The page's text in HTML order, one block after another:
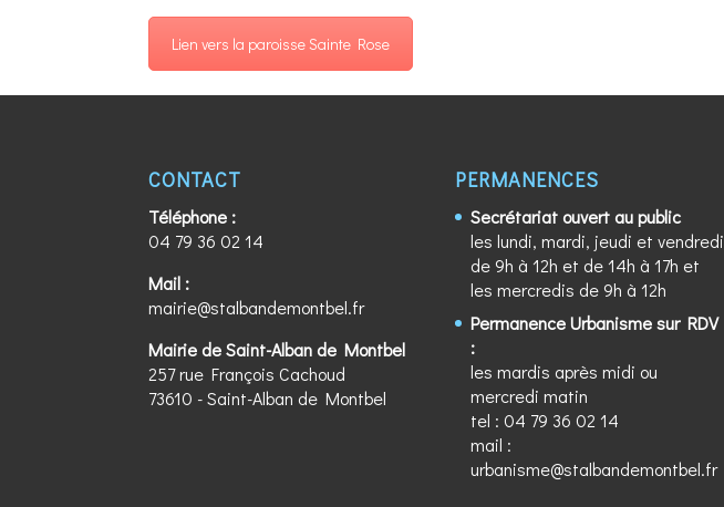
Lien vers la paroisse Sainte Rose
CONTACT
Téléphone :
04 79 36 02 14
Mail :
mairie@stalbandemontbel.fr
Mairie de Saint-Alban de Montbel
257 rue François Cachoud
73610 - Saint-Alban de Montbel
PERMANENCES
Secrétariat ouvert au public
les lundi, mardi, jeudi et vendredi
de 9h à 12h et de 14h à 17h et
les mercredis de 9h à 12h
Permanence Urbanisme sur RDV
:
les mardis après midi ou
mercredi matin
tel :04 79 36 02 14
mail :
urbanisme@stalbandemontbel.fr